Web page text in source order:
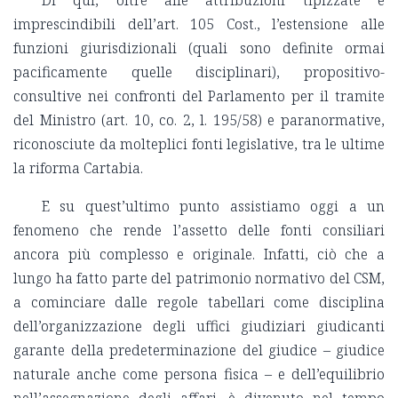
imprescindibili dell’art. 105 Cost., l’estensione alle
funzioni giurisdizionali (quali sono definite ormai
pacificamente quelle disciplinari), propositivo-
consultive nei confronti del Parlamento per il tramite
del Ministro (art. 10, co. 2, l. 195/58) e paranormative,
riconosciute da molteplici fonti legislative, tra le ultime
la riforma Cartabia.
E su quest’ultimo punto assistiamo oggi a un
fenomeno che rende l’assetto delle fonti consiliari
ancora più complesso e originale. Infatti, ciò che a
lungo ha fatto parte del patrimonio normativo del CSM,
a cominciare dalle regole tabellari come disciplina
dell’organizzazione degli uffici giudiziari giudicanti
garante della predeterminazione del giudice – giudice
naturale anche come persona fisica – e dell’equilibrio